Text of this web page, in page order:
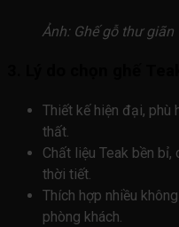
Ảnh: Ghế gỗ thư giãn
Thiết kế hiện đại, phù
thất.
Chất liệu Teak bền
thời tiết.
Thích hợp nhiều
phòng khách.